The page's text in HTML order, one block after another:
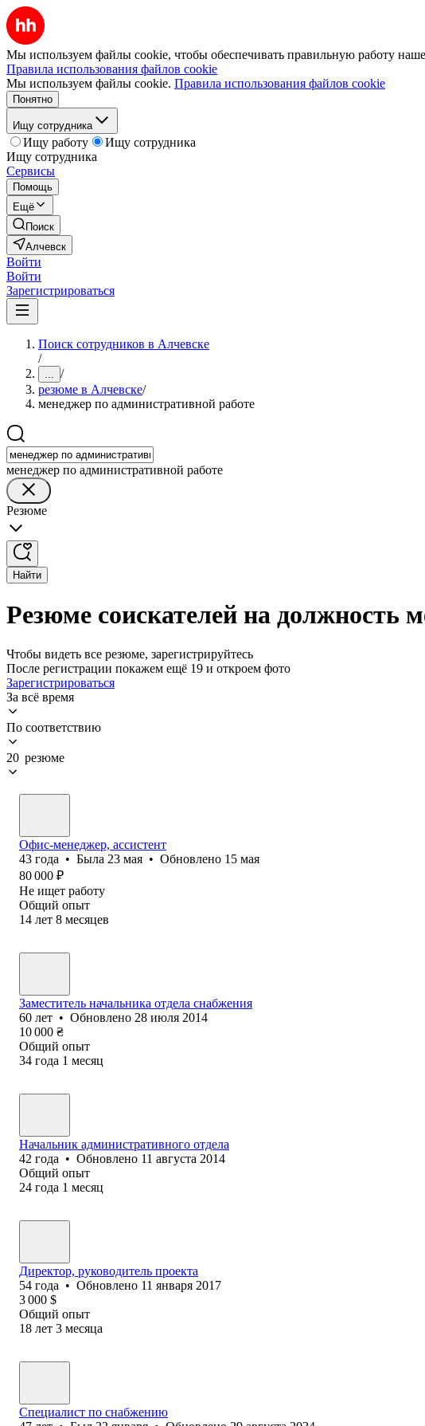
Мы используем файлы cookie, чтобы обеспечивать правильную работу
Правила использования файлов cookie
Мы используем файлы cookie. Правила использования файлов cookie
Понятно
Ищу сотрудника
Ищу работу
Ищу сотрудника
Ищу сотрудника
Сервисы
Помощь
Ещё
Поиск
Алчевск
Войти
Войти
Зарегистрироваться
Поиск сотрудников в Алчевске
/
... /
резюме в Алчевске/
менеджер по административной работе
менеджер по административной работе
Резюме
Найти
Резюме соискателей на должность
Чтобы видеть все резюме, зарегистрируйтесь
После регистрации покажем ещё 19 и откроем фото
Зарегистрироваться
За всё время
По соответствию
20 резюме
Офис-менеджер, ассистент
43 года • Была 23 мая • Обновлено 15 мая
80 000 ₽
Не ищет работу
Общий опыт
14 лет 8 месяцев
Заместитель начальника отдела снабжения
60 лет • Обновлено 28 июля 2014
10 000 ₴
Общий опыт
34 года 1 месяц
Начальник административного отдела
42 года • Обновлено 11 августа 2014
Общий опыт
24 года 1 месяц
Директор, руководитель проекта
54 года • Обновлено 11 января 2017
3 000 $
Общий опыт
18 лет 3 месяца
Специалист по снабжению